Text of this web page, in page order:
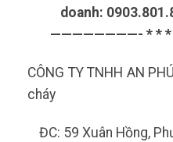
doanh:
————————- * *
CÔNG TY TNHH AN
cháy
ĐC: 59 Xuân Hồng,